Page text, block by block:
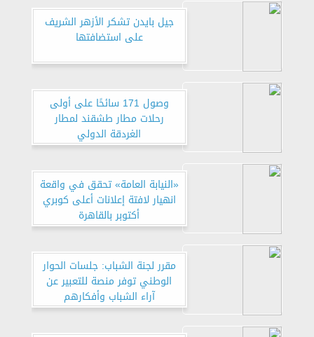
جيل بايدن تشكر الأزهر الشريف
على استضافتها
وصول 171 سائحًا على أولى
رحلات مطار طشقند لمطار
الغردقة الدولي
«النيابة العامة» تحقق في واقعة
انهيار لافتة إعلانات أعلى كوبري
أكتوبر بالقاهرة
مقرر لجنة الشباب: جلسات الحوار
الوطني توفر منصة للتعبير عن
آراء الشباب وأفكارهم